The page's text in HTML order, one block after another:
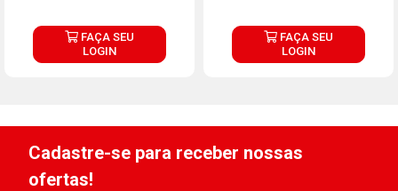
FAÇA SEU
LOGIN
FAÇA SEU
LOGIN
Cadastre-se para receber nossas
ofertas!